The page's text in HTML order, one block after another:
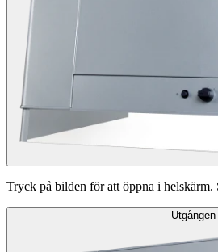
Tryck på bilden för att öppna i helskärm.
Utgången